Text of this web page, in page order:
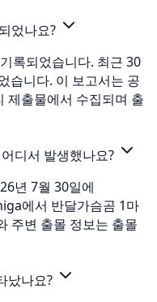
었나요?
록되었습니다. 최근 30
습니다. 이 보고서는 공
제출물에서 수집되며 출
디서 발생했나요?
년 7월 30일에
에서 반달가슴곰 1마
주변 출몰 정보는 출몰
났나요?